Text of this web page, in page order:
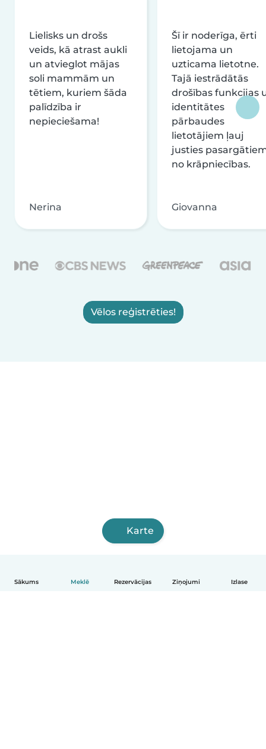
Sākums Meklē Rezervācijas Ziņojumi Izlase
Lielisks un drošs
veids, kā atrast aukli
un atvieglot mājas
soli mammām un
tētiem, kuriem šāda
palīdzība ir
nepieciešama!
Nerina
Šī ir noderīga, ērti
lietojama un
uzticama lietotne.
Tajā iestrādātās
drošības funkcijas
identitātes
pārbaudes
lietotājiem ļauj
justies
no krāpniecības.
Giovanna
Vēlos reģistrēties!
Karte